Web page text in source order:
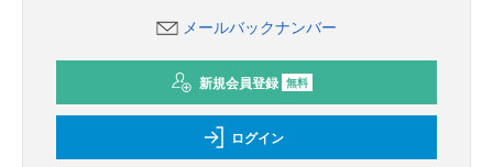
メールバックナンバー
新規会員登録 無料
ログイン